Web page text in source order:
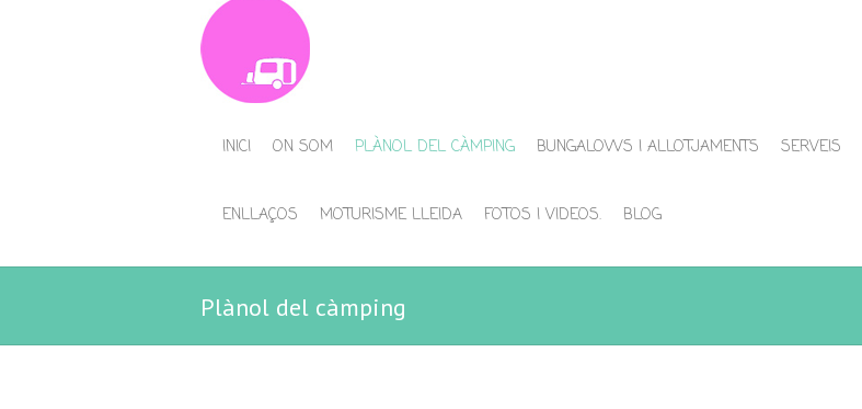
INICI ON SOM PLÀNOL DEL CÀMPING BUNGALOWS I ALLOTJAMENTS SERVEIS
ENLLAÇOS MOTURISME LLEIDA FOTOS I VIDEOS. BLOG
Plànol del càmping